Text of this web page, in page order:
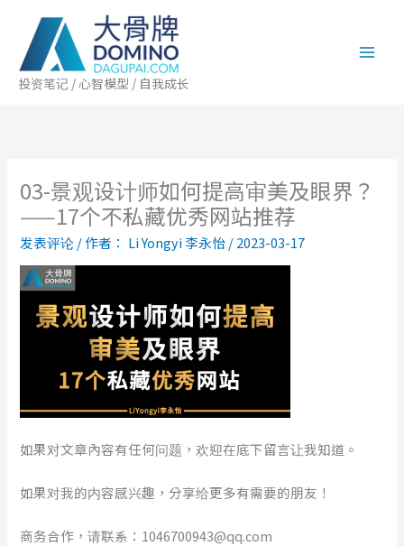
投资笔记 / 心智模型 / 自我成长
03-景观设计师如何提高审美及眼界？
——17个不私藏优秀网站推荐
发表评论/ 作者： Li Yongyi 李永怡/2023-03-17
如果对文章內容有任何问题，欢迎在底下留言让我知道。
如果对我的内容感兴趣，分享给更多有需要的朋友！
商务合作，请联系：1046700943@qq.com